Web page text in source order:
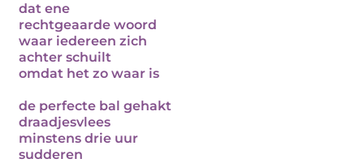
dat ene
rechtgeaarde woord
waar iedereen zich
achter schuilt
omdat het zo waar is
de perfecte bal gehakt
draadjesvlees
minstens drie uur
sudderen